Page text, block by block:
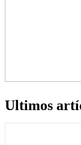
Ultimos